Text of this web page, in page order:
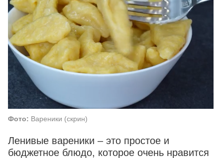
Фото: Вареники (скрин)
Ленивые вареники – это простое и
бюджетное блюдо, которое очень нравится